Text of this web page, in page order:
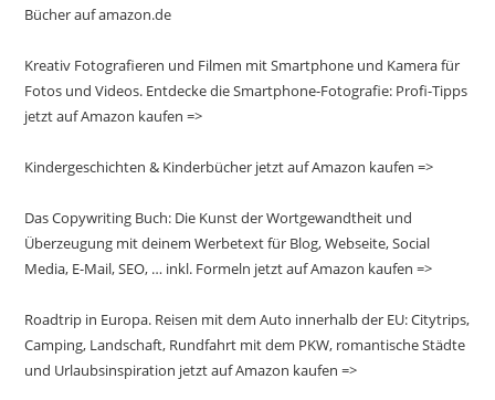
Bücher auf amazon.de
Kreativ Fotografieren und Filmen mit Smartphone und Kamera für
Fotos und Videos. Entdecke die Smartphone-Fotografie: Profi-Tipps
jetzt auf Amazon kaufen =>
Kindergeschichten & Kinderbücher jetzt auf Amazon kaufen =>
Das Copywriting Buch: Die Kunst der Wortgewandtheit und
Überzeugung mit deinem Werbetext für Blog, Webseite, Social
Media, E-Mail, SEO, … inkl. Formeln jetzt auf Amazon kaufen =>
Roadtrip in Europa. Reisen mit dem Auto innerhalb der EU: Citytrips,
Camping, Landschaft, Rundfahrt mit dem PKW, romantische Städte
und Urlaubsinspiration jetzt auf Amazon kaufen =>